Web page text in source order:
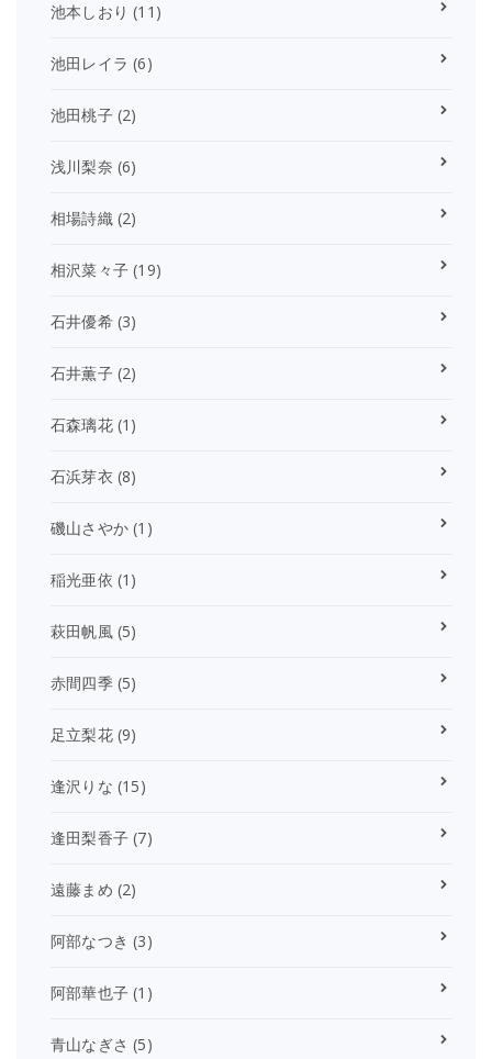
池本しおり (11)
池田レイラ (6)
池田桃子(2)
浅川梨奈 (6)
相場詩織 (2)
相沢菜々子 (19)
石井優希(3)
石井薫子(2)
石森璃花(1)
石浜芽衣 (8)
磯山さやか (1)
稲光亜依 (1)
萩田帆風(5)
赤間四季(5)
足立梨花(9)
逢沢りな (15)
逢田梨香子 (7)
遠藤まめ (2)
阿部なつき (3)
阿部華也子 (1)
青山なぎさ (5)